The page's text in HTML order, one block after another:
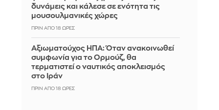
δυνάμεις και κάλεσε σε ενότητα τις
μουσουλμανικές χώρες
ΠΡΙΝ ΑΠΌ 18 ΏΡΕΣ
Αξιωματούχος ΗΠΑ: Όταν ανακοινωθεί
συμφωνία για το Ορμούζ, θα
τερματιστεί ο ναυτικός αποκλεισμός
στο Ιράν
ΠΡΙΝ ΑΠΌ 18 ΏΡΕΣ